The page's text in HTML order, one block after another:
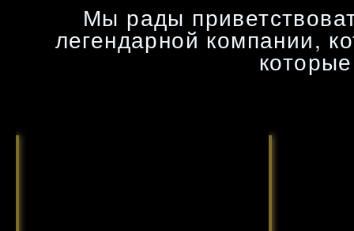
Мы рады
легендарной компании,